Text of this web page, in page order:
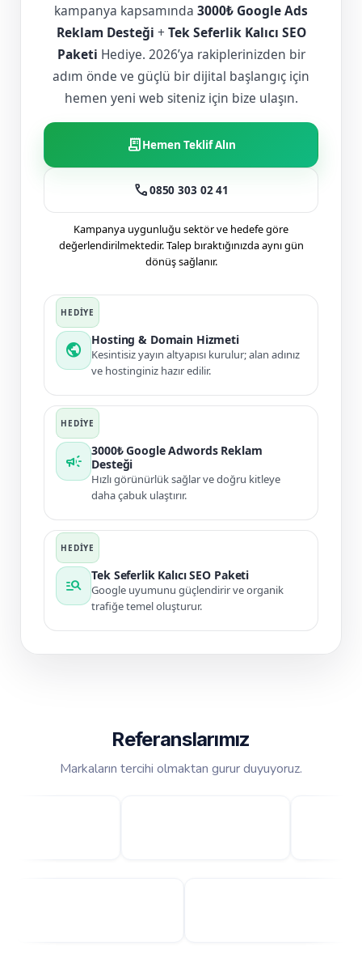
kampanya kapsamında 3000₺ Google Ads
Reklam Desteği + Tek Seferlik Kalıcı SEO
Paketi Hediye. 2026’ya rakiplerinizden bir
adım önde ve güçlü bir dijital başlangıç için
hemen yeni web siteniz için bize ulaşın.
receipt_longHemen Teklif Alın
call0850 303 02 41
Kampanya uygunluğu sektör ve hedefe göre
değerlendirilmektedir. Talep bıraktığınızda aynı gün
dönüş sağlanır.
public
Hosting & Domain Hizmeti
Kesintisiz yayın altyapısı kurulur; alan adınız
ve hostinginiz hazır edilir.
campaign
3000₺ Google Adwords Reklam
Desteği
Hızlı görünürlük sağlar ve doğru kitleye
daha çabuk ulaştırır.
manage_search
Tek Seferlik Kalıcı SEO Paketi
Google uyumunu güçlendirir ve organik
trafiğe temel oluşturur.
Referanslarımız
Markaların tercihi olmaktan gurur duyuyoruz.